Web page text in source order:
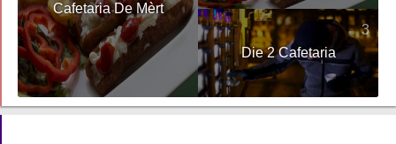
Cafetaria De Mèrt
3
Die 2 Cafetaria